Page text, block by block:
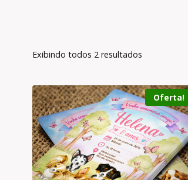
Exibindo todos 2 resultados
Oferta!